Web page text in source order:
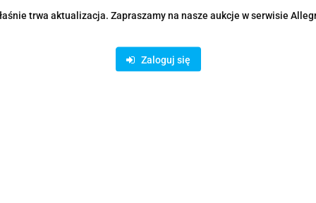
trwa aktualizacja. Zapraszamy na nasze aukcje w serwisie
Zaloguj się